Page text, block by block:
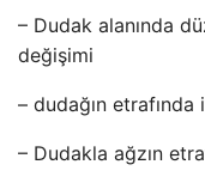
– Dudak alanında
değişimi
– dudağın
– Dudakla ağzın